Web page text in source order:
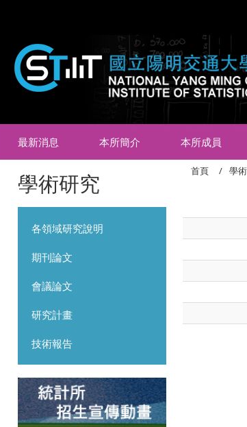
最新消息 本所簡介 本所成員
學術研究
各領域研究說明
期刊論文
會議論文
研究計畫
技術報告
首頁 學